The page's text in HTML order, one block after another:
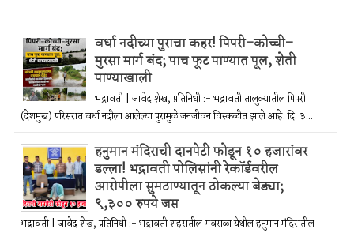
वर्धा नदीच्या पुराचा कहर! पिपरी–कोच्ची–
मुरसा मार्ग बंद; पाच फूट पाण्यात पूल, शेती
पाण्याखाली
भद्रावती | जावेद शेख, प्रतिनिधी :- भद्रावती तालुक्यातील पिपरी
(देशमुख) परिसरात वर्धा नदीला आलेल्या पुरामुळे जनजीवन विस्कळीत झाले आहे. दि. ३...
हनुमान मंदिराची दानपेटी फोडून १० हजारांवर
डल्ला! भद्रावती पोलिसांनी रेकॉर्डवरील
आरोपीला सुमठाण्यातून ठोकल्या बेड्या;
९,३०० रुपये जप्त
भद्रावती | जावेद शेख, प्रतिनिधी :- भद्रावती शहरातील गवराळा येथील हनुमान मंदिरातील